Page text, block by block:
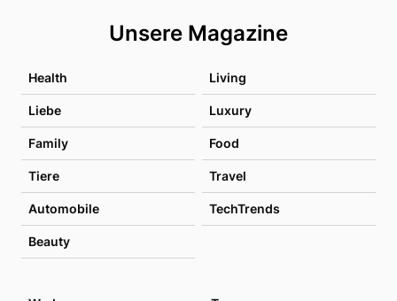
Unsere Magazine
Health Living
Liebe Luxury
Family Food
Tiere Travel
Automobile TechTrends
Beauty